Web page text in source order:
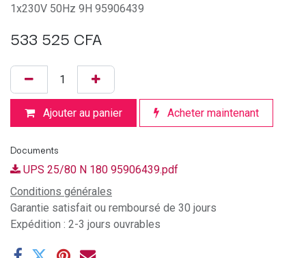
1x230V 50Hz 9H 95906439
533 525 CFA
Ajouter au panier Acheter maintenant
Documents
UPS 25/80 N 180 95906439.pdf
Conditions générales
Garantie satisfait ou remboursé de 30 jours
Expédition : 2-3 jours ouvrables